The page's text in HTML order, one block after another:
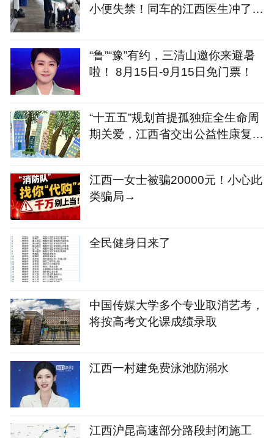
小便失禁！同车的江西医生冲了上
“鲁”“豫”有约，三清山邀你来避暑
啦！ 8月15日-9月15日免门票！
“十五五”规划首提孤独症全生命周
期关爱，江西省交出公益性康复服
江西一女士被骗20000元！小心此
类骗局→
全民健身日来了
中国传媒大学多个专业取消艺考，
将按高考文化课成绩录取
江西一村建免费泳池防溺水
江西沪昆高速部分路段封闭施工